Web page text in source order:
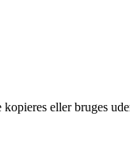
eller bruges